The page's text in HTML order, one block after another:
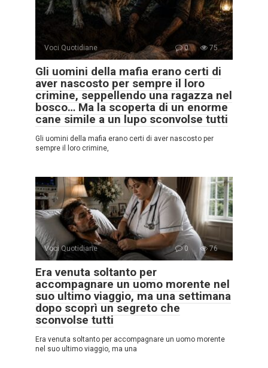
Voci Quotidiane 0 75
Gli uomini della mafia erano certi di
aver nascosto per sempre il loro
crimine, seppellendo una ragazza nel
bosco… Ma la scoperta di un enorme
cane simile a un lupo sconvolse tutti
Gli uomini della mafia erano certi di aver nascosto per
sempre il loro crimine,
Voci Quotidiane 0 76
Era venuta soltanto per
accompagnare un uomo morente nel
suo ultimo viaggio, ma una settimana
dopo scoprì un segreto che
sconvolse tutti
Era venuta soltanto per accompagnare un uomo morente
nel suo ultimo viaggio, ma una